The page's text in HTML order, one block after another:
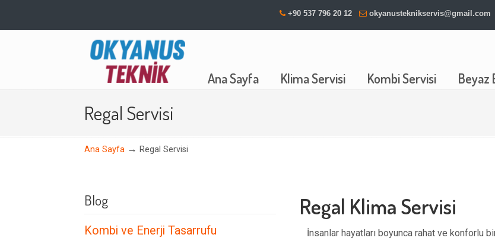
+90 537 796 20 12 okyanusteknikservis@gmail.com
Ana Sayfa Klima Servisi Kombi Servisi Beyaz
Navigation
Regal Servisi
Ana Sayfa → Regal Servisi
Regal Klima Servisi
İnsanlar hayatları boyunca rahat ve konforlu
Blog
Kombi ve Enerji Tasarrufu